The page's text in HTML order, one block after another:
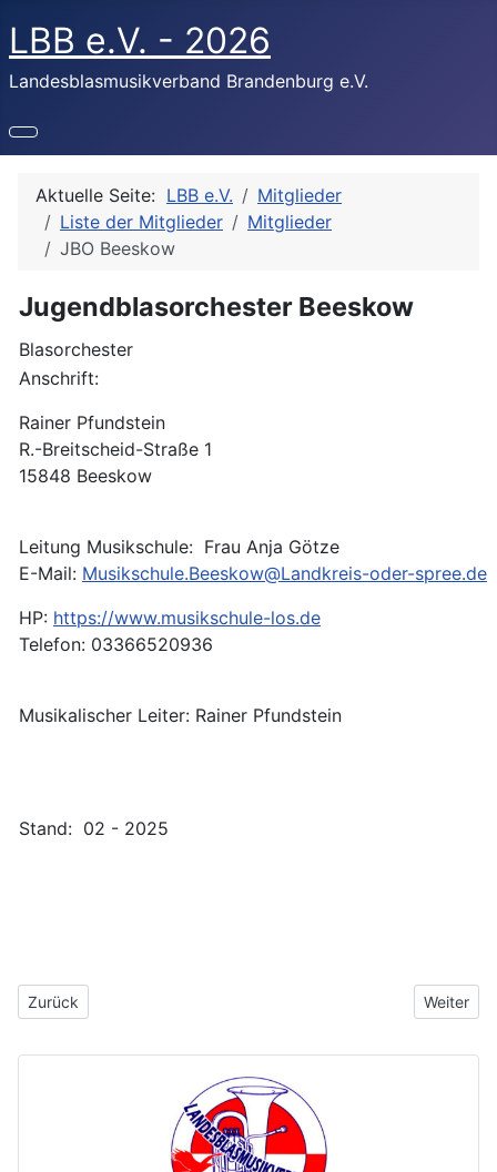
LBB e.V. - 2026
Landesblasmusikverband Brandenburg e.V.
Aktuelle Seite: LBB e.V.
Mitglieder
Liste der Mitglieder
Mitglieder
JBO Beeskow
Jugendblasorchester Beeskow
Blasorchester
Anschrift:
Rainer Pfundstein
R.-Breitscheid-Straße 1
15848 Beeskow
Leitung Musikschule: Frau Anja Götze
E-Mail: Musikschule.Beeskow@Landkreis-oder-spree.de
HP: https://www.musikschule-los.de
Telefon: 03366520936
Musikalischer Leiter: Rainer Pfundstein
Stand: 02 - 2025
Vorheriger Beitrag: SZ Komptendorf
Zurück Nächster
Weiter